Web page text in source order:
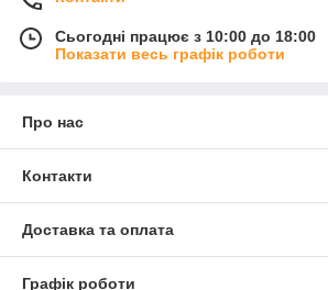
Сьогодні працює з 10:00 до 18:00
Показати весь графік роботи
Про нас
Контакти
Доставка та оплата
Графік роботи